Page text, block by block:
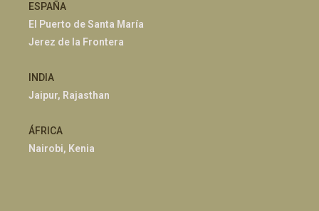
ESPAÑA
El Puerto de Santa María
Jerez de la Frontera
INDIA
Jaipur, Rajasthan
ÁFRICA
Nairobi, Kenia